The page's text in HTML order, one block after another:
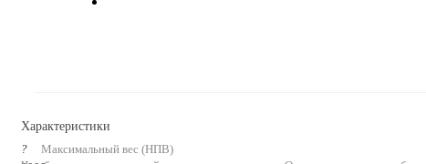
Характеристики
?
Максимальный вес (НПВ)